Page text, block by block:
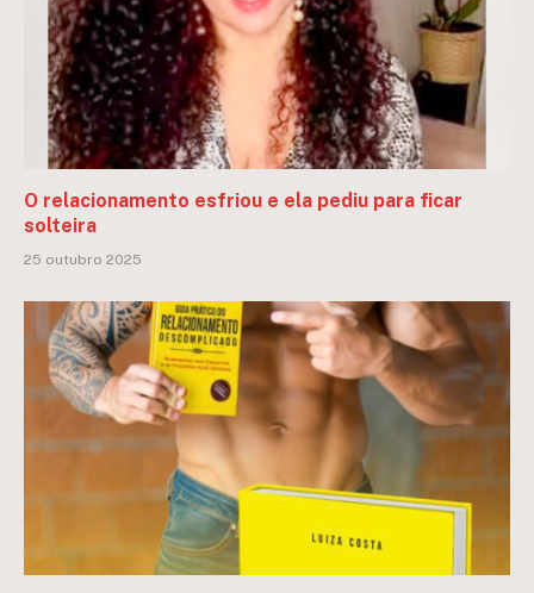
O relacionamento esfriou e ela pediu para ficar
solteira
25 outubro 2025